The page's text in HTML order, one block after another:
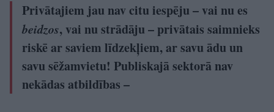
Privātajiem jau nav citu iespēju – vai nu es
beidzos, vai nu strādāju – privātais saimnieks
riskē ar saviem līdzekļiem, ar savu ādu un
savu sēžamvietu! Publiskajā sektorā nav
nekādas atbildības –